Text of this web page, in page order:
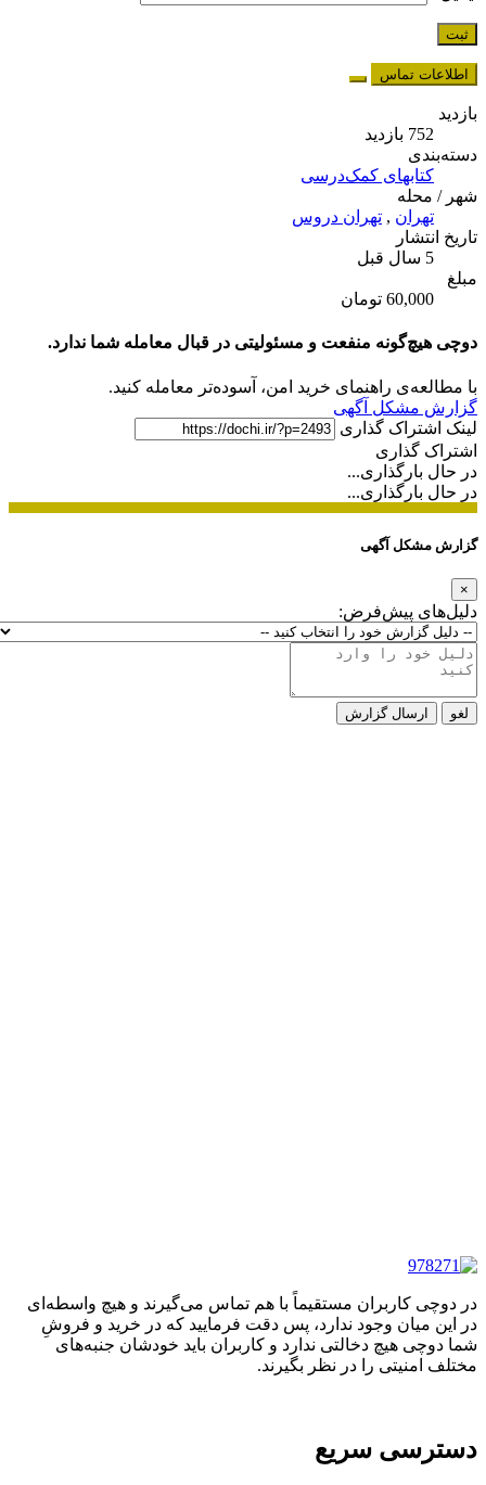
اطلاعات تماس
بازدید
752 بازدید
دسته‌بندی
کتابهای کمک‌درسی
شهر / محله
تهران, تهران دروس
تاریخ انتشار
5 سال قبل
مبلغ
60,000 تومان
دوچی هیچ‌گونه منفعت و مسئولیتی در قبال معامله شما ندارد.
با مطالعه‌ی راهنمای خرید امن، آسوده‌تر معامله کنید.
گزارش مشکل آگهی
لینک اشتراک گذاری
اشتراک گذاری
در حال بارگذاری...
در حال بارگذاری...
گزارش مشکل آگهی
×
دلیل‌های پیش‌فرض:
لغو ارسال گزارش
در دوچی کاربران مستقیماً با هم تماس می‌گیرند و هیچ واسطه‌ای
در این میان وجود ندارد، پس دقت فرمایید که در خرید و فروشِ
شما دوچی هیچ دخالتی ندارد و کاربران باید خودشان جنبه‌های
مختلف امنیتی را در نظر بگیرند.
دسترسی سریع